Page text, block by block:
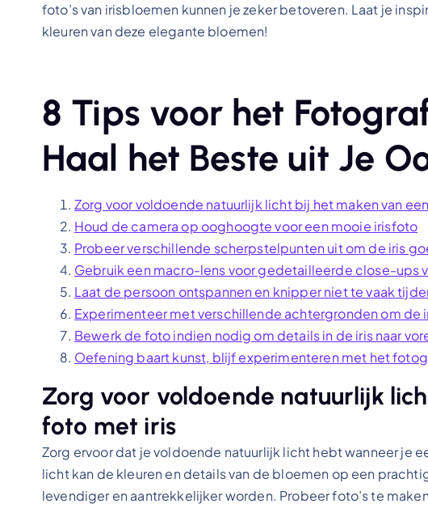
foto’s van irisbloemen kunnen je zeker betoveren. Laat je
kleuren van deze elegante bloemen!
8 Tips voor het
Haal het Beste uit Je
Zorg voor voldoende natuurlijk licht bij het maken van
Houd de camera op ooghoogte voor een mooie irisfoto
Probeer verschillende scherpstelpunten uit om de iris
Gebruik een macro-lens voor gedetailleerde close-ups
Laat de persoon ontspannen en knipper niet te vaak
Experimenteer met verschillende achtergronden om de
Bewerk de foto indien nodig om details in de iris naar
Oefening baart kunst, blijf experimenteren met het
Zorg voor voldoende natuurlijk
foto met iris
Zorg ervoor dat je voldoende natuurlijk licht hebt wanneer je
licht kan de kleuren en details van de bloemen op een
levendiger en aantrekkelijker worden. Probeer foto’s te